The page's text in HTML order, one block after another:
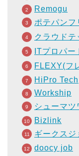
Remogu
ポテパンフ
クラウドテ
ITプロパー
FLEXY(フ
HiPro Tech
Workship
シューマツ
Bizlink
ギークスジ
doocy job